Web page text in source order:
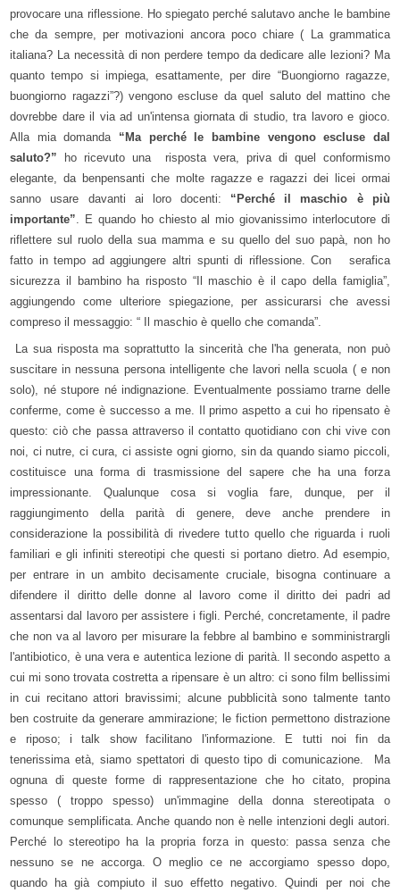
provocare una riflessione. Ho spiegato perché salutavo anche le bambine
che da sempre, per motivazioni ancora poco chiare ( La grammatica
italiana? La necessità di non perdere tempo da dedicare alle lezioni? Ma
quanto tempo si impiega, esattamente, per dire “Buongiorno ragazze,
buongiorno ragazzi”?) vengono escluse da quel saluto del mattino che
dovrebbe dare il via ad un'intensa giornata di studio, tra lavoro e gioco.
Alla mia domanda“Ma perché le bambine vengono escluse dal
saluto?” ho ricevuto una risposta vera, priva di quel conformismo
elegante, da benpensanti che molte ragazze e ragazzi dei licei ormai
sanno usare davanti ai loro docenti: “Perché il maschio è più
importante”. E quando ho chiesto al mio giovanissimo interlocutore di
riflettere sul ruolo della sua mamma e su quello del suo papà, non ho
fatto in tempo ad aggiungere altri spunti di riflessione. Con serafica
sicurezza il bambino ha risposto “Il maschio è il capo della famiglia”,
aggiungendo come ulteriore spiegazione, per assicurarsi che avessi
compreso il messaggio: “ Il maschio è quello che comanda”.
La sua risposta ma soprattutto la sincerità che l'ha generata, non può
suscitare in nessuna persona intelligente che lavori nella scuola ( e non
solo), né stupore né indignazione. Eventualmente possiamo trarne delle
conferme, come è successo a me. Il primo aspetto a cui ho ripensato è
questo: ciò che passa attraverso il contatto quotidiano con chi vive con
noi, ci nutre, ci cura, ci assiste ogni giorno, sin da quando siamo piccoli,
costituisce una forma di trasmissione del sapere che ha una forza
impressionante. Qualunque cosa si voglia fare, dunque, per il
raggiungimento della parità di genere, deve anche prendere in
considerazione la possibilità di rivedere tutto quello che riguarda i ruoli
familiari e gli infiniti stereotipi che questi si portano dietro. Ad esempio,
per entrare in un ambito decisamente cruciale, bisogna continuare a
difendere il diritto delle donne al lavoro come il diritto dei padri ad
assentarsi dal lavoro per assistere i figli. Perché, concretamente, il padre
che non va al lavoro per misurare la febbre al bambino e somministrargli
l'antibiotico, è una vera e autentica lezione di parità. Il secondo aspetto a
cui mi sono trovata costretta a ripensare è un altro: ci sono film bellissimi
in cui recitano attori bravissimi; alcune pubblicità sono talmente tanto
ben costruite da generare ammirazione; le fiction permettono distrazione
e riposo; i talk show facilitano l'informazione. E tutti noi fin da
tenerissima età, siamo spettatori di questo tipo di comunicazione. Ma
ognuna di queste forme di rappresentazione che ho citato, propina
spesso ( troppo spesso) un'immagine della donna stereotipata o
comunque semplificata. Anche quando non è nelle intenzioni degli autori.
Perché lo stereotipo ha la propria forza in questo: passa senza che
nessuno se ne accorga. O meglio ce ne accorgiamo spesso dopo,
quando ha già compiuto il suo effetto negativo. Quindi per noi che